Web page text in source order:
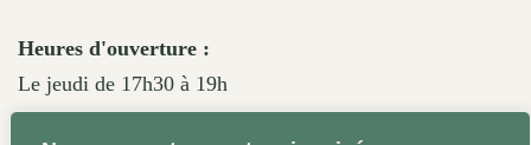
Heures d'ouverture :
Le jeudi de 17h30 à 19h
Le vendredi de 17h30 à 19h30